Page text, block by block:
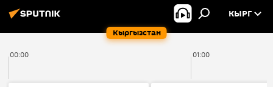
Кыргызстан
КЫРГ
00:00 01:00